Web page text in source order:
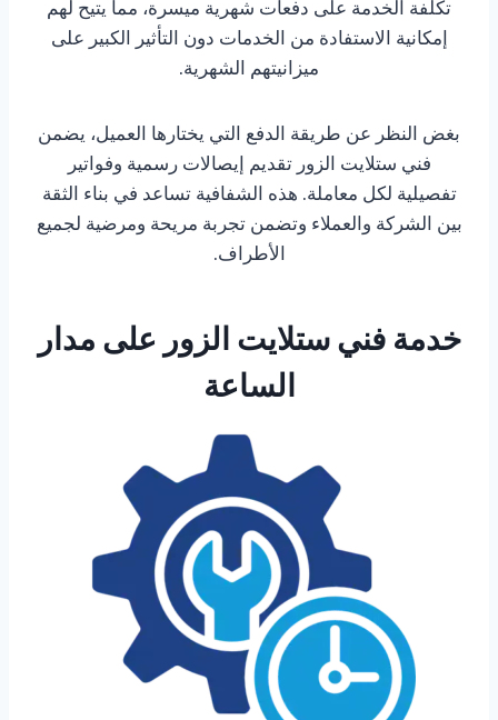
تكلفة الخدمة على دفعات شهرية ميسرة، مما يتيح لهم
إمكانية الاستفادة من الخدمات دون التأثير الكبير على
ميزانيتهم الشهرية.
بغض النظر عن طريقة الدفع التي يختارها العميل، يضمن
فني ستلايت الزور تقديم إيصالات رسمية وفواتير
تفصيلية لكل معاملة. هذه الشفافية تساعد في بناء الثقة
بين الشركة والعملاء وتضمن تجربة مريحة ومرضية لجميع
الأطراف.
خدمة فني ستلايت الزور على مدار
الساعة